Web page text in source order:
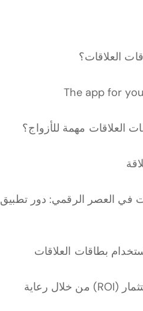
العلاقات؟
The app for
العلاقات مهمة للأزواج؟
في العصر الرقمي: دور تطبيق
بطاقات العلاقات
العائد على الاستثمار (ROI) من خلال رعاية